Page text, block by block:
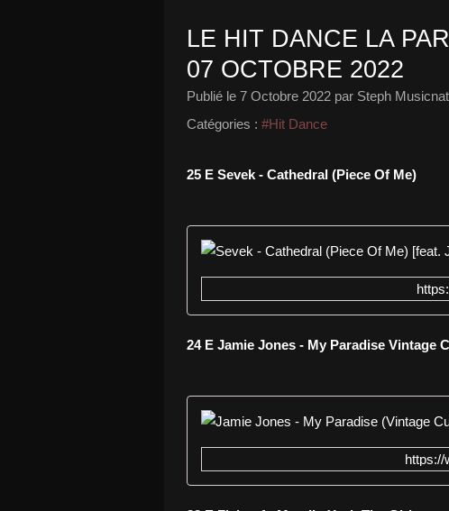
LE HIT DANCE LA
07 OCTOBRE 2022
Publié le 7 Octobre 2022 par Steph
Catégories : #Hit Dance
25 E Sevek - Cathedral (Piece Of Me)
24 E Jamie Jones - My Paradise Vintage
https://